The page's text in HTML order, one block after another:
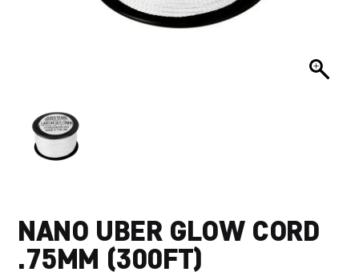
NANO UBER GLOW CORD
.75MM (300FT)